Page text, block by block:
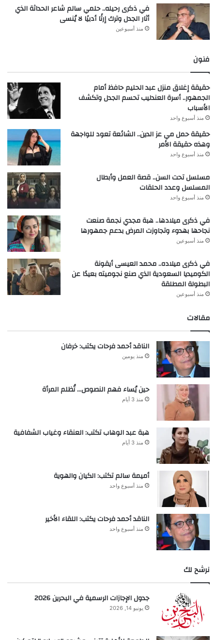
في ذكرى رحيله.. حلمي سالم شاعر الحداثة الذي
أثار الجدل وترك إرثًا أدبيًا لا يُنسى
منذ أسبوعين
فنون
حقيقة إغلاق منزل عبد الحليم حافظ أمام
الجمهور.. أسرة العندليب تحسم الجدل وتكشف
الأسباب
منذ أسبوع واحد
حقيقة حمل مي عز الدين.. الشائعة تعود للواجهة
وهذه حقيقة الأمر
منذ أسبوع واحد
مسلسل تحت السن.. قصة العمل وأبطال
المسلسل وعدد الحلقات
منذ أسبوع واحد
في ذكرى ميلادها.. هبة مجدي نجمة صنعت
نجاحها بهدوء وتجاوزت المرض بدعم جمهورها
منذ أسبوعين
في ذكرى ميلاده.. محمد العيسى أيقونة
الكوميديا السعودية الذي صنع نجوميته بعيدًا عن
البطولة المطلقة
منذ أسبوعين
مقالات
الناقد أحمد فرحات يكتب: خرفان
منذ يومين
حين يُساء فهم النصوص… تُظلم المرأة
منذ 3 أيام
هبة عبد الوهاب تكتب: العنقاء وغياب الشفافية
منذ 3 أيام
أميمة سالم تكتب: الكيان والهوية
منذ أسبوع واحد
الناقد أحمد فرحات يكتب: اللقاء الأخير
منذ أسبوع واحد
نرشح لك
جدول الإجازات الرسمية في البحرين 2026
يونيو 14, 2026